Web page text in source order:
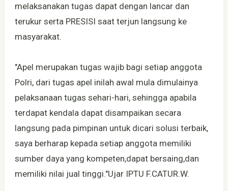
melaksanakan tugas dapat dengan lancar dan
terukur serta PRESISI saat terjun langsung ke
masyarakat.
"Apel merupakan tugas wajib bagi setiap anggota
Polri, dari tugas apel inilah awal mula dimulainya
pelaksanaan tugas sehari-hari, sehingga apabila
terdapat kendala dapat disampaikan secara
langsung pada pimpinan untuk dicari solusi terbaik,
saya berharap kepada setiap anggota memiliki
sumber daya yang kompeten,dapat bersaing,dan
memiliki nilai jual tinggi."Ujar IPTU F.CATUR.W.